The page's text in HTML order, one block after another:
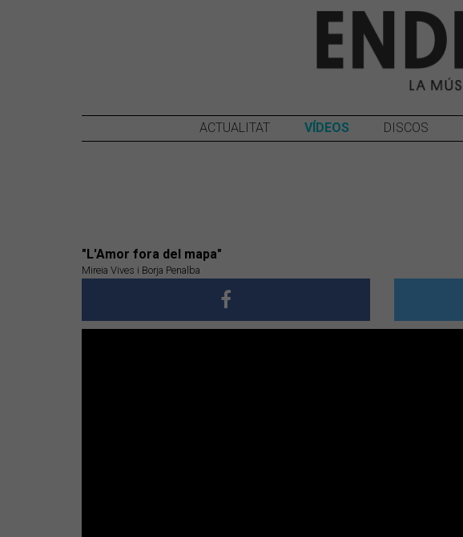
ACTUALITAT VÍDEOS DISCOS
"L'Amor fora del mapa"
Mireia Vives i Borja Penalba